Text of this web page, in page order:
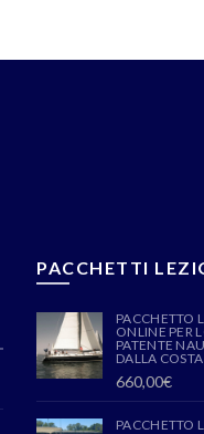
PACCHETTI
PACCHETTO
ONLINE PER
PATENTE
DALLA COSTA
660,00€
PACCHETTO